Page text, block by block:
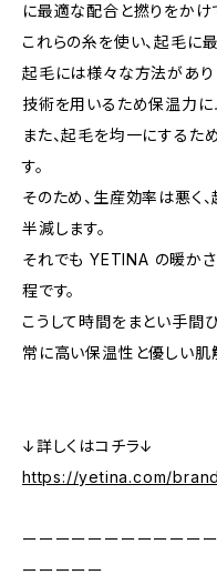
に最適な配合と撚りをかけ
これらの糸を使い、起毛に
起毛には様々な方法があ
技術を用いるため保温力に
また、起毛を均一にする
す。
そのため、生産効率は悪く
半減します。
それでも YETINA の暖か
程です。
こうして時間をまとい手間
常に高い保温性と優しい肌
↓詳しくはコチラ↓
https://yetina.com/
ーーーーーーーーーーー
ーーーーー